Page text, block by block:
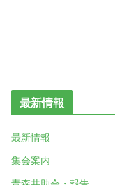
最新情報
最新情報
集会案内